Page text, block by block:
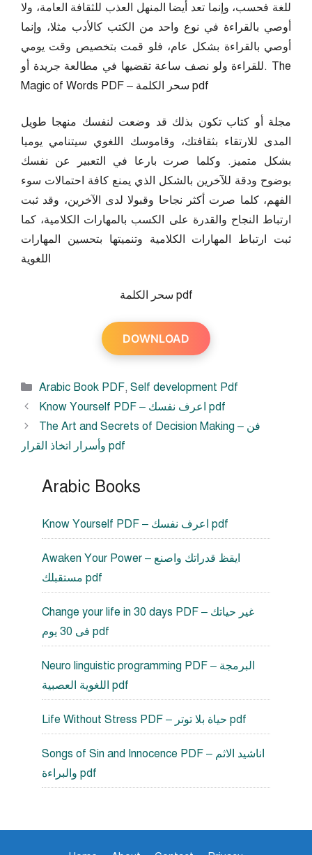
للغة فحسب، وإنما تعد أيضا المنهل العذب للثقافة العامة، ولا
أوصي بالقراءة في نوع واحد من الكتب كالأدب مثلا، وإنما
أوصي بالقراءة بشكل عام، فلو قمت بتخصيص وقت يومي
للقراءة ولو نصف ساعة تقضيها في مطالعة جريدة أو. The
Magic of Words PDF – سحر الكلمة pdf
مجلة أو كتاب تكون بذلك قد وضعت لنفسك منهجا طويل
المدى للارتقاء بثقافتك، وقاموسك اللغوي سيتنامي يوميا
بشكل متميز. وكلما صرت بارعا في التعبير عن نفسك
بوضوح ودقة للآخرين بالشكل الذي يمنع كافة احتمالات سوء
الفهم، كلما صرت أكثر نجاحا وقبولا لدى الآخرين، وقد ثبت
ارتباط النجاح والقدرة على الكسب بالمهارات الكلامية، كما
ثبت ارتباط المهارات الكلامية وتنميتها بتحسين المهارات
اللغوية
سحر الكلمة pdf
DOWNLOAD
Categories
Arabic Book PDF, Self development Pdf
Know Yourself PDF – اعرف نفسك pdf
The Art and Secrets of Decision Making – فن
وأسرار اتخاذ القرار pdf
Arabic Books
Know Yourself PDF – اعرف نفسك pdf
Awaken Your Power – ايقظ قدراتك واصنع
مستقبلك pdf
Change your life in 30 days PDF – غير حياتك
فى 30 يوم pdf
Neuro linguistic programming PDF – البرمجة
اللغوية العصبية pdf
Life Without Stress PDF – حياة بلا توتر pdf
Songs of Sin and Innocence PDF – اناشيد الاثم
والبراءة pdf